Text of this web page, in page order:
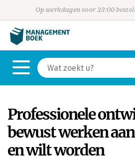
Op werkdagen voor 23:00
Professionele
bewust werken
en wilt worden